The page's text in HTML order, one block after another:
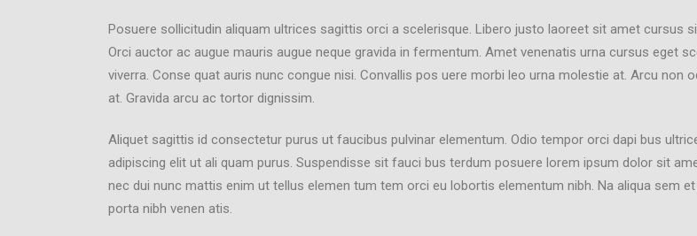
Posuere sollicitudin aliquam ultrices sagittis orci a scelerisque. Libero justo laoreet sit amet cursus
Orci auctor ac augue mauris augue neque gravida in fermentum. Amet venenatis urna cursus eget
viverra. Conse quat auris nunc congue nisi. Convallis pos uere morbi leo urna molestie at. Arcu non
at. Gravida arcu ac tortor dignissim.
Aliquet sagittis id consectetur purus ut faucibus pulvinar elementum. Odio tempor orci dapi bus
adipiscing elit ut ali quam purus. Suspendisse sit fauci bus terdum posuere lorem ipsum dolor sit
nec dui nunc mattis enim ut tellus elemen tum tem orci eu lobortis elementum nibh. Na aliqua sem
porta nibh venen atis.